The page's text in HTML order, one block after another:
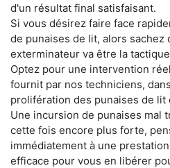
d'un résultat final satisfaisant.
Si vous désirez faire face
de punaises de lit, alors
exterminateur va être la
Optez pour une intervention
fournit par nos techniciens,
prolifération des punaises de lit
Une incursion de punaises mal
cette fois encore plus forte,
immédiatement à une
efficace pour vous en libérer